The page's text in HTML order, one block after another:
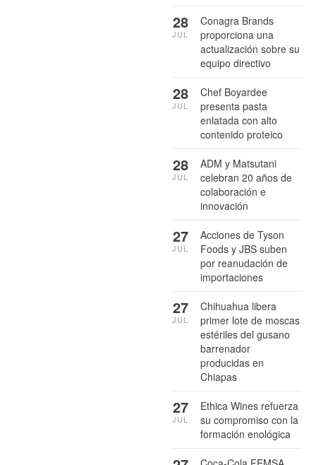
Conagra Brands
proporciona una
actualización sobre su
equipo directivo
28
JUL
Chef Boyardee
presenta pasta
enlatada con alto
contenido proteico
28
JUL
ADM y Matsutani
celebran 20 años de
colaboración e
innovación
28
JUL
Acciones de Tyson
Foods y JBS suben
por reanudación de
importaciones
27
JUL
Chihuahua libera
primer lote de moscas
estériles del gusano
barrenador
producidas en
Chiapas
27
JUL
Ethica Wines refuerza
su compromiso con la
formación enológica
27
JUL